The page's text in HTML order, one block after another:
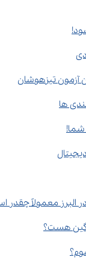
آزمون تیزهوشان
ها
شما!
البرز معمولاً چقدر
هست؟